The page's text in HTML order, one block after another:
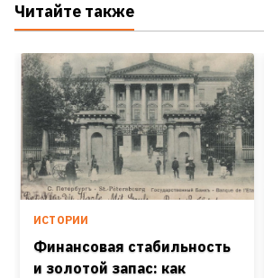
Читайте также
ИСТОРИИ
Финансовая стабильность
и золотой запас: как